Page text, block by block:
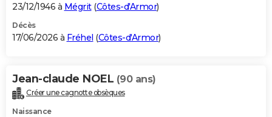
23/12/1946 à Mégrit(Côtes-d'Armor)
Décès
17/06/2026 à Fréhel (Côtes-d'Armor)
Jean-claude NOEL (90 ans)
Créer une cagnotte obsèques
Naissance